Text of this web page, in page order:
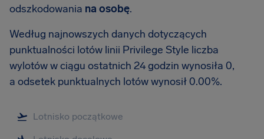
odszkodowania na osobę.
Według najnowszych danych dotyczących
punktualności lotów linii Privilege Style liczba
wylotów w ciągu ostatnich 24 godzin wynosiła 0,
a odsetek punktualnych lotów wynosił 0.00%.